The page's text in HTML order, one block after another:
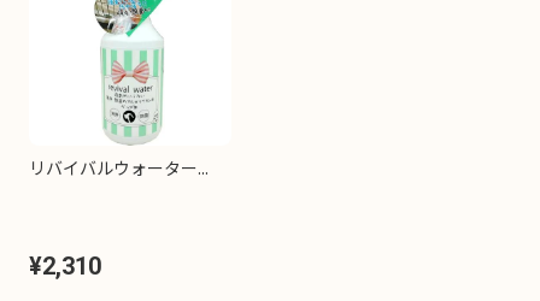
リバイバルウォーター...
¥2,310